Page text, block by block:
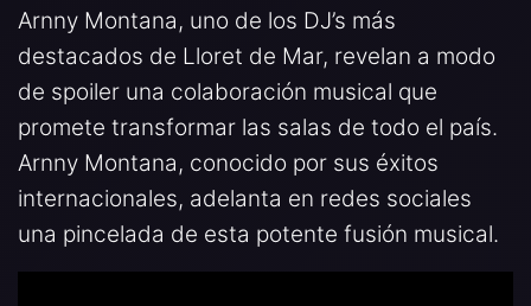
Arnny Montana, uno de los DJ’s más
destacados de Lloret de Mar, revelan a modo
de spoiler una colaboración musical que
promete transformar las salas de todo el país.
Arnny Montana, conocido por sus éxitos
internacionales, adelanta en redes sociales
una pincelada de esta potente fusión musical.